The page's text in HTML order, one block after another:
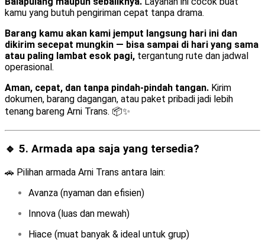
kamu yang butuh pengiriman cepat tanpa drama.
Barang kamu akan kami jemput langsung hari ini dan
dikirim secepat mungkin — bisa sampai di hari yang sama
atau paling lambat esok pagi, tergantung rute dan jadwal
operasional.
Aman, cepat, dan tanpa pindah-pindah tangan. Kirim
dokumen, barang dagangan, atau paket pribadi jadi lebih
tenang bareng Arni Trans. 📦✨
🔹 5. Armada apa saja yang tersedia?
🚗 Pilihan armada Arni Trans antara lain:
Avanza (nyaman dan efisien)
Innova (luas dan mewah)
Hiace (muat banyak & ideal untuk grup)